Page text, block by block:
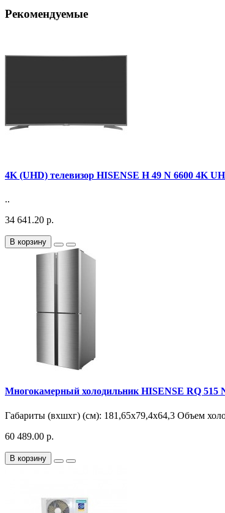
Рекомендуемые
4K (UHD) телевизор HISENSE H 49 N 6600 4K
..
34 641.20 р.
В корзину
Многокамерный холодильник HISENSE RQ 515
Габариты (вхшхг) (см): 181,65х79,4х64,3 Объем
60 489.00 р.
В корзину